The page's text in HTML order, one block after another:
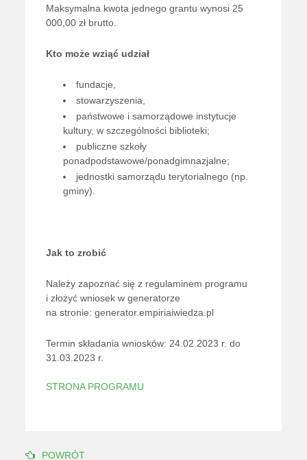
Maksymalna kwota jednego grantu wynosi 25
000,00 zł brutto.
Kto może wziąć udział
fundacje,
stowarzyszenia,
państwowe i samorządowe instytucje
kultury, w szczególności biblioteki;
publiczne szkoły
ponadpodstawowe/ponadgimnazjalne;
jednostki samorządu terytorialnego (np.
gminy).
Jak to zrobić
Należy zapoznać się z regulaminem programu
i złożyć wniosek w generatorze
na stronie:generator.empiriaiwiedza.pl
Termin składania wniosków: 24.02.2023 r. do
31.03.2023 r.
STRONA PROGRAMU
POWRÓT